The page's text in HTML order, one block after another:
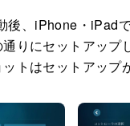
後、iPhone・iPad
通りにセットアップ
トはセットアップ